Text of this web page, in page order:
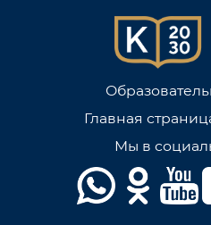
Главная
Мы в